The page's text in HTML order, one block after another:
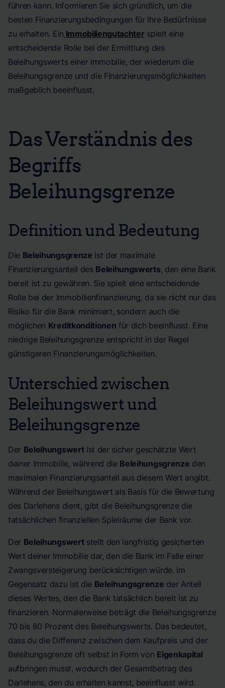
führen kann. Informieren Sie sich gründlich, um die
besten Finanzierungsbedingungen für Ihre Bedürfnisse
zu erhalten. Ein Immobiliengutachter spielt eine
entscheidende Rolle bei der Ermittlung des
Beleihungswerts einer Immobilie, der wiederum die
Beleihungsgrenze und die Finanzierungsmöglichkeiten
maßgeblich beeinflusst.
Das Verständnis des
Begriffs
Beleihungsgrenze
Definition und Bedeutung
Die Beleihungsgrenze ist der maximale
Finanzierungsanteil des Beleihungswerts, den eine Bank
bereit ist zu gewähren. Sie spielt eine entscheidende
Rolle bei der Immobilienfinanzierung, da sie nicht nur das
Risiko für die Bank minimiert, sondern auch die
möglichen Kreditkonditionen für dich beeinflusst. Eine
niedrige Beleihungsgrenze entspricht in der Regel
günstigeren Finanzierungsmöglichkeiten.
Unterschied zwischen
Beleihungswert und
Beleihungsgrenze
Der Beleihungswertist der sicher geschätzte Wert
deiner Immobilie, während die Beleihungsgrenze den
maximalen Finanzierungsanteil aus diesem Wert angibt.
Während der Beleihungswert als Basis für die Bewertung
des Darlehens dient, gibt die Beleihungsgrenze die
tatsächlichen finanziellen Spielräume der Bank vor.
Der Beleihungswertstellt den langfristig gesicherten
Wert deiner Immobilie dar, den die Bank im Falle einer
Zwangsversteigerung berücksichtigen würde. Im
Gegensatz dazu ist die Beleihungsgrenze der Anteil
dieses Wertes, den die Bank tatsächlich bereit ist zu
finanzieren. Normalerweise beträgt die Beleihungsgrenze
70 bis 80 Prozent des Beleihungswerts. Das bedeutet,
dass du die Differenz zwischen dem Kaufpreis und der
Beleihungsgrenze oft selbst in Form von Eigenkapital
aufbringen musst, wodurch der Gesamtbetrag des
Darlehens, den du erhalten kannst, beeinflusst wird.